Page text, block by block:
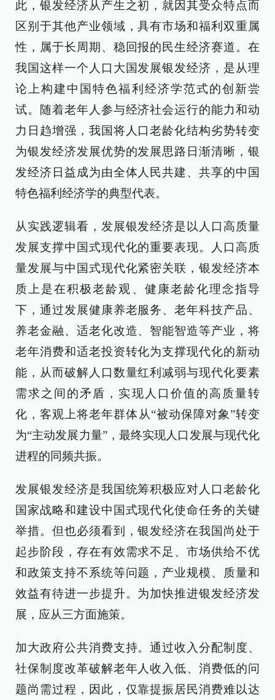
此，银发经济从产生之初，就因其受众特点而
区别于其他产业领域，具有市场和福利双重属
性，属于长周期、稳回报的民生经济赛道。在
我国这样一个人口大国发展银发经济，是从理
论上构建中国特色福利经济学范式的创新尝
试。随着老年人参与经济社会运行的能力和动
力日趋增强，我国将人口老龄化结构劣势转变
为银发经济发展优势的发展思路日渐清晰，银
发经济日益成为由全体人民共建、共享的中国
特色福利经济学的典型代表。
从实践逻辑看，发展银发经济是以人口高质量
发展支撑中国式现代化的重要表现。人口高质
量发展与中国式现代化紧密关联，银发经济本
质上是在积极老龄观、健康老龄化理念指导
下，通过发展健康养老服务、老年科技产品、
养老金融、适老化改造、智能智造等产业，将
老年消费和适老投资转化为支撑现代化的新动
能，从而破解人口数量红利减弱与现代化要素
需求之间的矛盾，实现人口价值的高质量转
化，客观上将老年群体从“被动保障对象”转变
为“主动发展力量”，最终实现人口发展与现代化
进程的同频共振。
发展银发经济是我国统筹积极应对人口老龄化
国家战略和建设中国式现代化使命任务的关键
举措。但也必须看到，银发经济在我国尚处于
起步阶段，存在有效需求不足、市场供给不优
和政策支持不系统等问题，产业规模、质量和
效益有待进一步提升。为加快推进银发经济发
展，应从三方面施策。
加大政府公共消费支持。通过收入分配制度、
社保制度改革破解老年人收入低、消费低的问
题尚需过程，因此，仅靠提振居民消费难以达